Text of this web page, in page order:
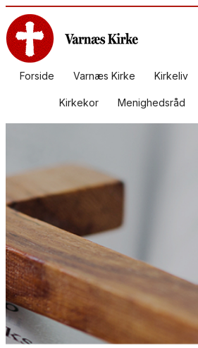
Forside Varnæs Kirke Kirkeliv
Kirkekor Menighedsråd